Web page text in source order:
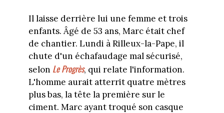
Il laisse derrière lui une femme et trois
enfants. Âgé de 53 ans, Marc était chef
de chantier. Lundi à Rilleux-la-Pape, il
chute d'un échafaudage mal sécurisé,
selon Le Progrès, qui relate l'information.
L'homme aurait atterrit quatre mètres
plus bas, la tête la première sur le
ciment. Marc ayant troqué son casque